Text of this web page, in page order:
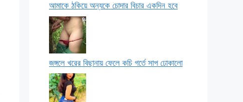
আমাকে ঠকিয়ে অন্যকে চোদার বিচার একদিন হবে
জঙ্গলে খরের বিছানায় ফেলে কচি গর্তে সাপ ঢোকালো